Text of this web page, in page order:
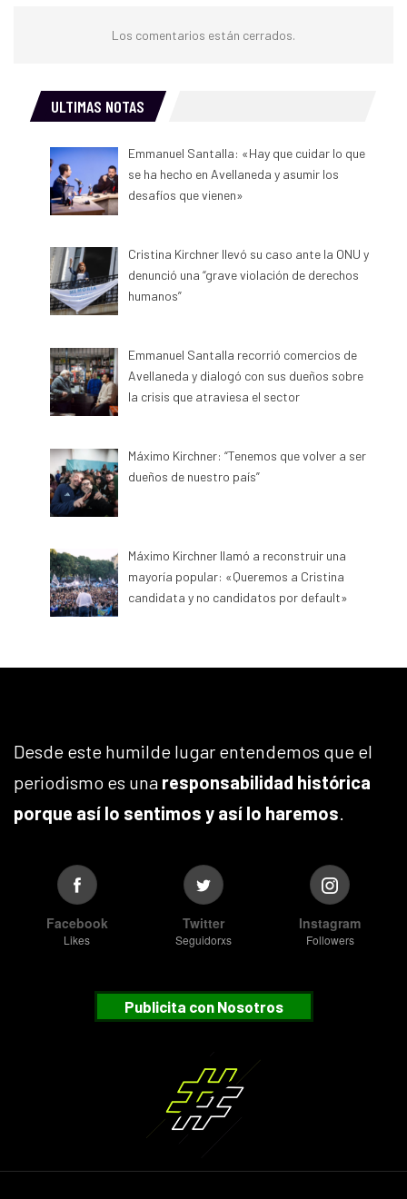
Los comentarios están cerrados.
ULTIMAS NOTAS
Emmanuel Santalla: «Hay que cuidar lo que
se ha hecho en Avellaneda y asumir los
desafíos que vienen»
Cristina Kirchner llevó su caso ante la ONU y
denunció una “grave violación de derechos
humanos”
Emmanuel Santalla recorrió comercios de
Avellaneda y dialogó con sus dueños sobre
la crisis que atraviesa el sector
Máximo Kirchner: “Tenemos que volver a ser
dueños de nuestro país”
Máximo Kirchner llamó a reconstruir una
mayoría popular: «Queremos a Cristina
candidata y no candidatos por default»
Desde este humilde lugar entendemos que el
periodismo es una responsabilidad histórica
porque así lo sentimos y así lo haremos.
Facebook
Likes
Twitter
Seguidorxs
Instagram
Followers
Publicita con Nosotros